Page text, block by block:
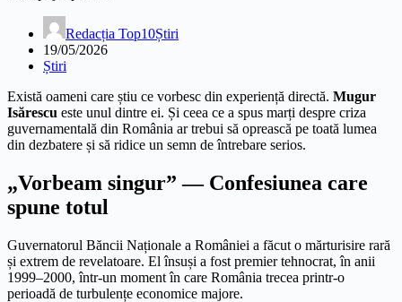
Redacția Top10Știri
19/05/2026
Știri
Există oameni care știu ce vorbesc din experiență directă. Mugur
Isărescu este unul dintre ei. Și ceea ce a spus marți despre criza
guvernamentală din România ar trebui să oprească pe toată lumea
din dezbatere și să ridice un semn de întrebare serios.
„Vorbeam singur” — Confesiunea care
spune totul
Guvernatorul Băncii Naționale a României a făcut o mărturisire rară
și extrem de revelatoare. El însuși a fost premier tehnocrat, în anii
1999–2000, într-un moment în care România trecea printr-o
perioadă de turbulențe economice majore.